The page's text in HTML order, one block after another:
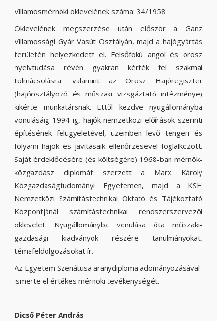
Villamosmérnöki oklevelének száma: 34/1958
Oklevelének megszerzése után először a Ganz
Villamossági Gyár Vasút Osztályán, majd a hajógyártás
területén helyezkedett el. Felsőfokú angol és orosz
nyelvtudása révén gyakran kérték fel szakmai
tolmácsolásra, valamint az Orosz Hajóregiszter
(hajóosztályozó és műszaki vizsgáztató intézménye)
kikérte munkatársnak. Ettől kezdve nyugállományba
vonulásáig 1994-ig, hajók nemzetközi előírások szerinti
építésének felügyeletével, üzemben levő tengeri és
folyami hajók és javításaik ellenőrzésével foglalkozott.
Saját érdeklődésére (és költségére) 1968-ban mérnök-
közgazdász diplomát szerzett a Marx Károly
Közgazdaságtudományi Egyetemen, majd a KSH
Nemzetközi Számítástechnikai Oktató és Tájékoztató
Központjánál számítástechnikai rendszerszervezői
oklevelet. Nyugállományba vonulása óta műszaki-
gazdasági kiadványok részére tanulmányokat,
témafeldolgozásokat ír.
Az Egyetem Szenátusa aranydiploma adományozásával
ismerte el értékes mérnöki tevékenységét.
Dicső Péter András